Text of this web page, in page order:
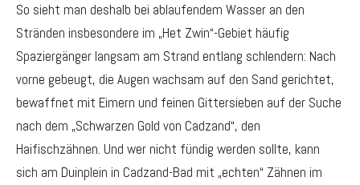
So sieht man deshalb bei ablaufendem Wasser an den
Stränden insbesondere im „Het Zwin“-Gebiet häufig
Spaziergänger langsam am Strand entlang schlendern: Nach
vorne gebeugt, die Augen wachsam auf den Sand gerichtet,
bewaffnet mit Eimern und feinen Gittersieben auf der Suche
nach dem „Schwarzen Gold von Cadzand“, den
Haifischzähnen. Und wer nicht fündig werden sollte, kann
sich am Duinplein in Cadzand-Bad mit „echten“ Zähnen im